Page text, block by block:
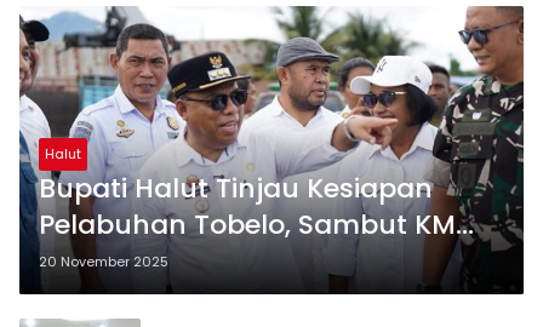
Halut
Bupati Halut Tinjau Kesiapan
Pelabuhan Tobelo, Sambut KM
Tatamailau Sandar 2026
20 November 2025